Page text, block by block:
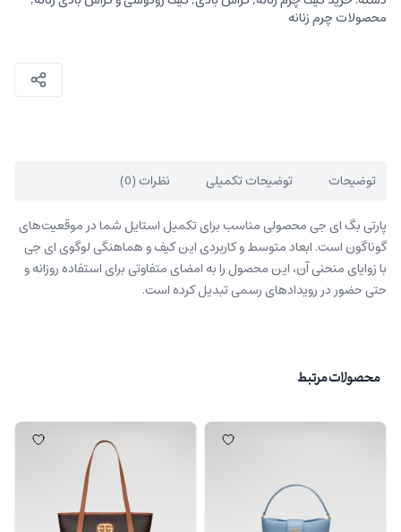
محصولات چرم زنانه
توضیحات توضیحات تکمیلی نظرات (0)
پارتی بگ ای جی محصولی مناسب برای تکمیل استایل شما در موقعیت‌های
گوناگون است. ابعاد متوسط و کاربردی این کیف و هماهنگی لوگوی ای جی
با زوایای منحنی آن، این محصول را به امضای متفاوتی برای استفاده روزانه و
حتی حضور در رویدادهای رسمی تبدیل کرده است.
محصولات مرتبط